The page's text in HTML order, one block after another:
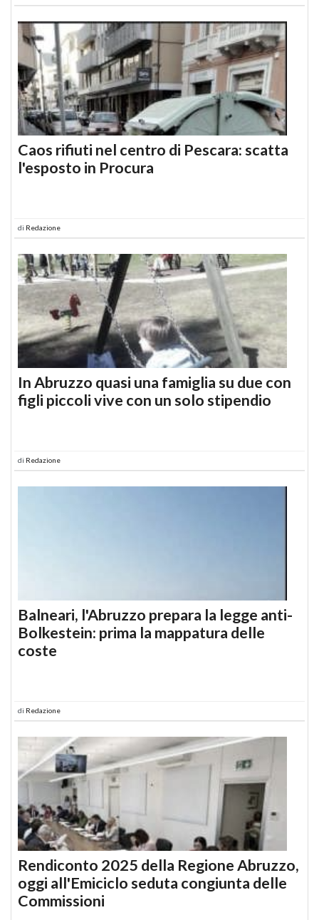
Caos rifiuti nel centro di Pescara: scatta
l'esposto in Procura
di Redazione
In Abruzzo quasi una famiglia su due con
figli piccoli vive con un solo stipendio
di Redazione
Balneari, l'Abruzzo prepara la legge anti-
Bolkestein: prima la mappatura delle
coste
di Redazione
Rendiconto 2025 della Regione Abruzzo,
oggi all'Emiciclo seduta congiunta delle
Commissioni